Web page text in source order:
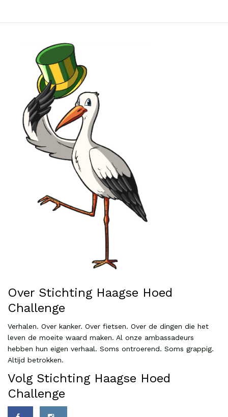
Over Stichting Haagse Hoed
Challenge
Verhalen. Over kanker. Over fietsen. Over de dingen die het
leven de moeite waard maken. Al onze ambassadeurs
hebben hun eigen verhaal. Soms ontroerend. Soms grappig.
Altijd betrokken.
Volg Stichting Haagse Hoed
Challenge